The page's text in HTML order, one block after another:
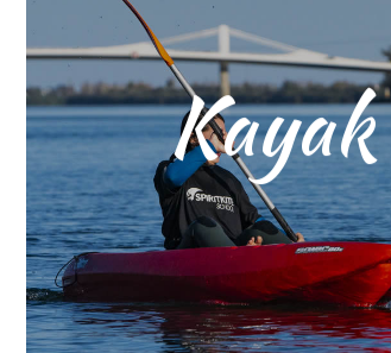
Kayak
Explorez la baie des Alfacs
l’eau, de manière sûre,
accessible à tous. Nos kayaks
faciles à manier, il vous suffit
d’avoir envie de pagayer et de
de la nature.